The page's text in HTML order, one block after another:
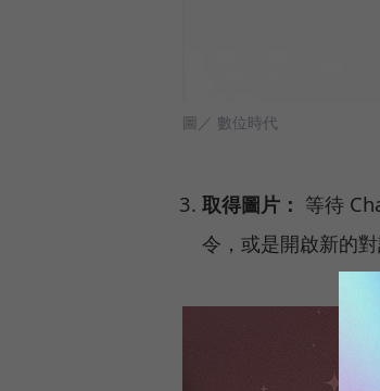
圖／ 數位時代
取得圖片： 等待
令，或是開啟新的